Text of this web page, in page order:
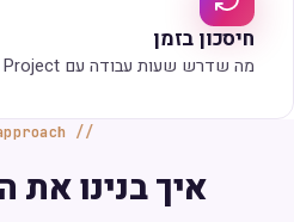
חיסכון בזמן
מה שדרש שעות עבודה עם Project נעשה עכשיו בכמה לחיצות.
איך בנינו